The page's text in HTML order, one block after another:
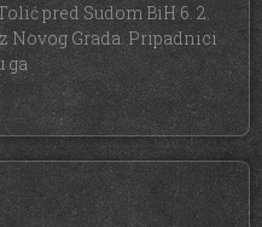
pred Sudom BiH 6. 2.
Novog Grada. Pripadnici
ga